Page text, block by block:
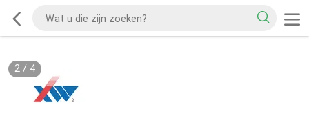
2/ 4